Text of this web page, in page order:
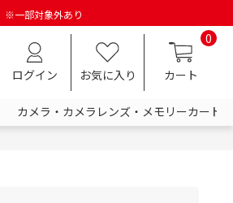
※一部対象外あり
ログイン お気に入り
0
カート
カメラ・カメラレンズ・メモリーカード